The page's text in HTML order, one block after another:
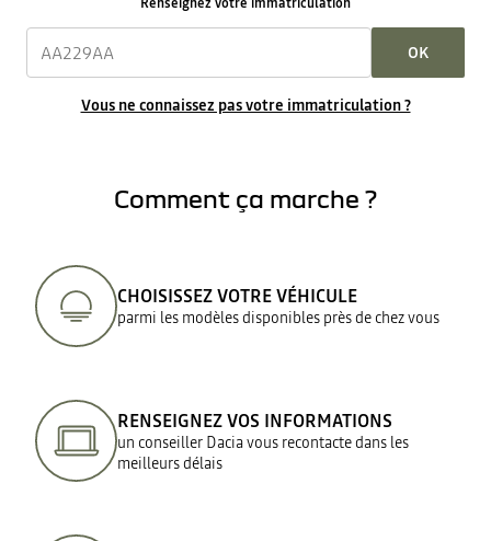
OK
Vous ne connaissez pas votre immatriculation ?
Comment ça marche ?
CHOISISSEZ VOTRE VÉHICULE
parmi les modèles disponibles près de chez vous
RENSEIGNEZ VOS INFORMATIONS
un conseiller Dacia vous recontacte dans les
meilleurs délais